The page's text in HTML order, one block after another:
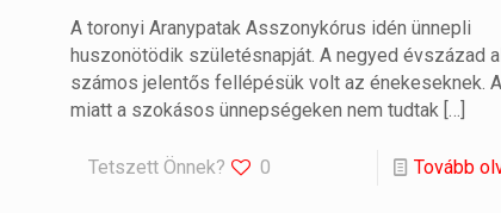
A toronyi Aranypatak Asszonykórus idén ünnepli
huszonötödik születésnapját. A negyed évszázad
számos jelentős fellépésük volt az énekeseknek.
miatt a szokásos ünnepségeken nem tudtak […]
Tetszett Önnek? 0 Tovább